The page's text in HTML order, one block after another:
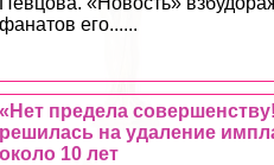
фанатов его......
«Нет предела
решилась на удаление
около 10 лет